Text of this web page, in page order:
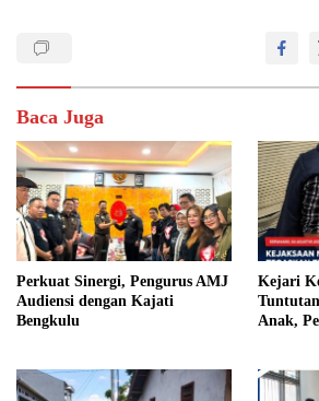
Baca Juga
Perkuat Sinergi, Pengurus AMJ
Audiensi dengan Kajati
Bengkulu
Kejari
Anak,
Penjara